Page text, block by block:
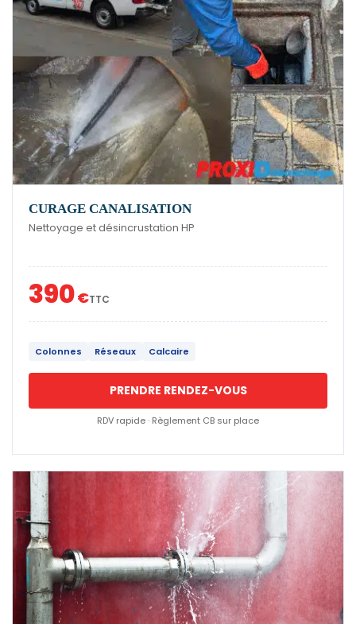
CURAGE CANALISATION
Nettoyage et désincrustation HP
390€TTC
Colonnes Réseaux Calcaire
PRENDRE RENDEZ-VOUS
RDV rapide · Règlement CB sur place